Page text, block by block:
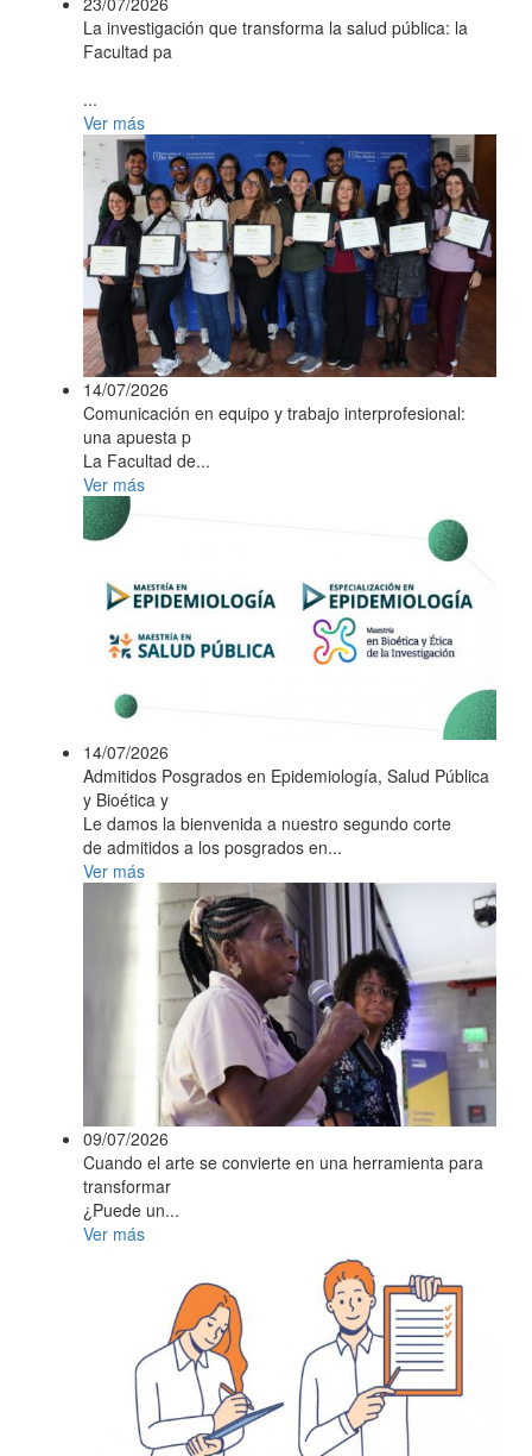
La investigación que transforma la salud pública: la
Facultad pa
...
Ver más
14/07/2026
Comunicación en equipo y trabajo interprofesional:
una apuesta p
La Facultad de...
Ver más
14/07/2026
Admitidos Posgrados en Epidemiología, Salud Pública
y Bioética y
Le damos la bienvenida a nuestro segundo corte
de admitidos a los posgrados en...
Ver más
09/07/2026
Cuando el arte se convierte en una herramienta para
transformar
¿Puede un...
Ver más